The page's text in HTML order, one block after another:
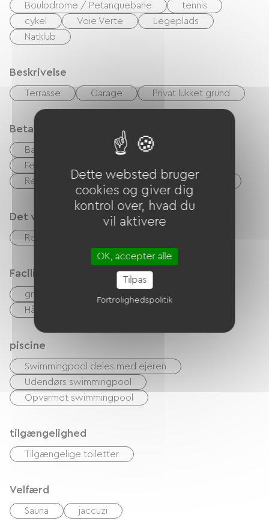
Boulodrome / Petanquebane
tennis
cykel
Voie Verte
Legeplads
Natklub
Beskrivelse
Terrasse Garage Privat lukket grund
Betalingsmåder
Bank kort kontrol
Kontanter
Feriekuponer (ANCV)
Restaurantbilletter, spisesteder, måltidsbilletter
Det vi er gode til
Restaurant
Faciliteter
gratis WIFI
Hårtørrer
piscine
Swimmingpool deles med ejeren
Udendørs swimmingpool
Opvarmet swimmingpool
tilgængelighed
Tilgængelige toiletter
Velfærd
Sauna jaccuzi
Dette websted bruger
cookies og giver dig
kontrol over, hvad du
vil aktivere
OK, accepter alle
Tilpas
Fortrolighedspolitik